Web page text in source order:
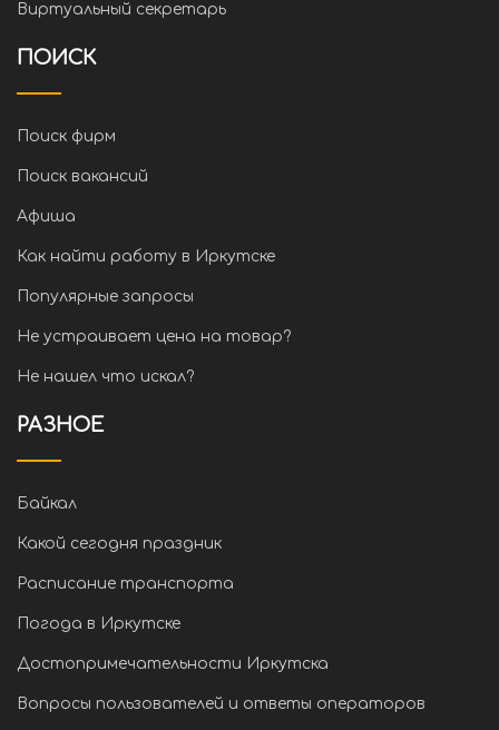
Виртуальный секретарь
ПОИСК
Поиск фирм
Поиск вакансий
Афиша
Как найти работу в Иркутске
Популярные запросы
Не устраивает цена на товар?
Не нашел что искал?
РАЗНОЕ
Байкал
Какой сегодня праздник
Расписание транспорта
Погода в Иркутске
Достопримечательности Иркутска
Вопросы пользователей и ответы операторов